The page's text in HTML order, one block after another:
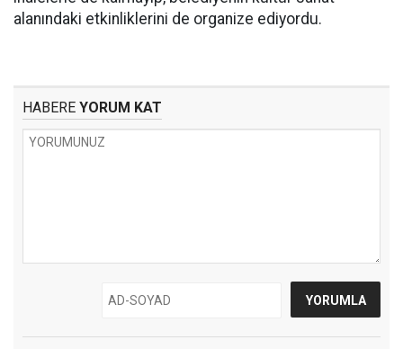
alanındaki etkinliklerini de organize ediyordu.
HABERE YORUM KAT